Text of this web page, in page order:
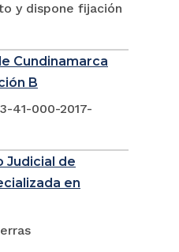
y dispone fijación
Cundinamarca
B
41-000-2017-
Judicial de
en